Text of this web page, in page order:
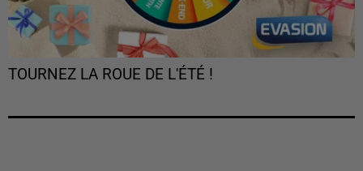
TOURNEZ LA ROUE DE L'ÉTÉ !